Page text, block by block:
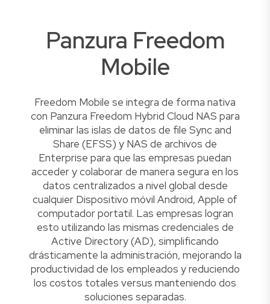
Panzura Freedom
Mobile
Freedom Mobile se integra de forma nativa
con Panzura Freedom Hybrid Cloud NAS para
eliminar las islas de datos de file Sync and
Share (EFSS) y NAS de archivos de
Enterprise para que las empresas puedan
acceder y colaborar de manera segura en los
datos centralizados a nivel global desde
cualquier Dispositivo móvil Android, Apple of
computador portatil. Las empresas logran
esto utilizando las mismas credenciales de
Active Directory (AD), simplificando
drásticamente la administración, mejorando la
productividad de los empleados y reduciendo
los costos totales versus manteniendo dos
soluciones separadas.